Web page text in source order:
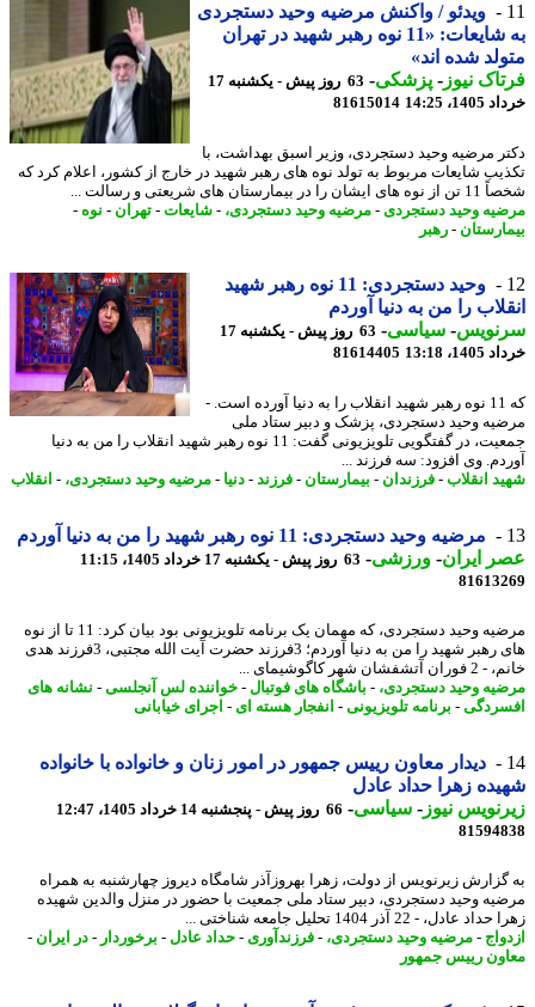
ویدئو / واکنش مرضیه وحید دستجردی
به شایعات: «11 نوه رهبر شهید در تهران
شده اند»
نیوز-پزشکی-
63 روز پیش - یکشنبه 17
14:25
81615014
مرضیه وحید دستجردی، وزیر اسبق بهداشت، با
شایعات مربوط به تولد نوه های رهبر شهید در خارج از کشور، اعلام کرد که
بیمارستان های شریعتی و رسالت ...
وحید دستجردی-مرضیه وحید دستجردی، -شایعات-تهران- نوه-
-رهبر
وحید دستجردی: 11 نوه رهبر شهید
را من به دنیا آوردم
-سیاسی-
63 روز پیش - یکشنبه 17
13:18
81614405
که 11 نوه رهبر شهید انقلاب را به دنیا آورده است. -
وحید دستجردی، پزشک و دبیر ستاد ملی
جمعیت، در گفتگویی تلویزیونی گفت: 11 نوه رهبر شهید انقلاب را من به دنیا
وی افزود: سه فرزند ...
انقلاب-فرزندان - بیمارستان-فرزند- دنیا-مرضیه وحید دستجردی، -انقلاب
مرضیه وحید دستجردی: 11 نوه رهبر شهید را من به دنیا آوردم
ایران- ورزشی-63 روز پیش - یکشنبه 17 خرداد 1405، 11:15
مرضیه وحید دستجردی، که مهمان یک برنامه تلویزیونی بود بیان کرد: 11 تا از نوه
های رهبر شهید را من به دنیا آوردم؛ 3فرزند حضرت آیت الله مجتبی، 3فرزند هدی
شهر کاگوشیمای ...
وحید دستجردی، -باشگاه های فوتبال-خواننده لس آنجلسی-نشانه های
-برنامه تلویزیونی-انفجار هسته ای- اجرای خیابانی
دیدار معاون رییس جمهور در امور زنان و خانواده با خانواده
زهرا حداد عادل
نیوز-سیاسی-66 روز پیش - پنجشنبه 14 خرداد 1405، 12:47
زیرنویس از دولت، زهرا بهروزآذر شامگاه دیروز چهارشنبه به همراه
وحید دستجردی، دبیر ستاد ملی جمعیت با حضور در منزل والدین شهیده
عادل، - 22 آذر 1404 تحلیل جامعه شناختی ...
-مرضیه وحید دستجردی، -فرزندآوری - حداد عادل-برخوردار-در ایران -
رییس جمهور